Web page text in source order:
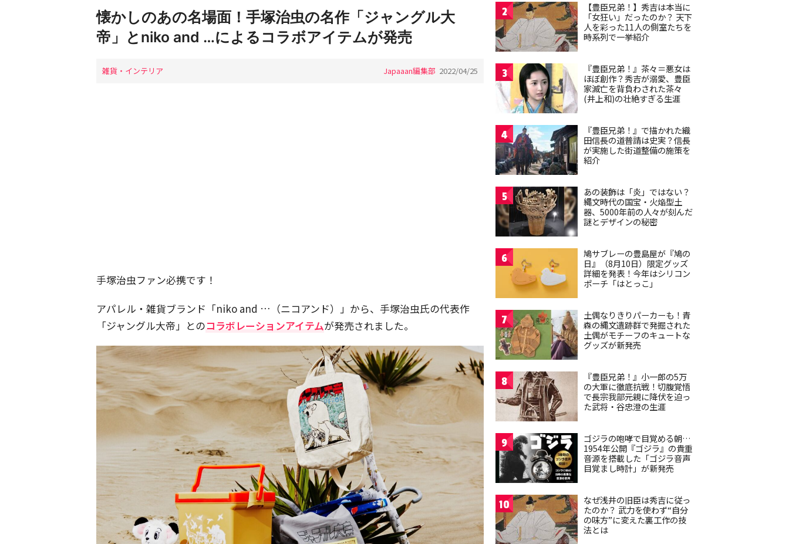
懐かしのあの名場面！手塚治虫の名作「ジャングル大
帝」とniko and …によるコラボアイテムが発売
雑貨・インテリア Japaaan編集部 2022/04/25
手塚治虫ファン必携です！
アパレル・雑貨ブランド「niko and …（ニコアンド）」から、手塚治虫氏の代表作
「ジャングル大帝」とのコラボレーションアイテムが発売されました。
2
【豊臣兄弟！】秀吉は本当に
「女狂い」だったのか？ 天下
人を彩った11人の側室たちを
時系列で一挙紹介
3
『豊臣兄弟！』茶々＝悪女は
ほぼ創作？秀吉が溺愛、豊臣
家滅亡を背負わされた茶々
(井上和)の壮絶すぎる生涯
4
『豊臣兄弟！』で描かれた織
田信長の道普請は史実？信長
が実施した街道整備の施策を
紹介
5
あの装飾は「炎」ではない？
縄文時代の国宝・火焔型土
器、5000年前の人々が刻んだ
謎とデザインの秘密
6
鳩サブレーの豊島屋が『鳩の
日』（8月10日）限定グッズ
詳細を発表！今年はシリコン
ポーチ「はとっこ」
7
土偶なりきりパーカーも！青
森の縄文遺跡群で発掘された
土偶がモチーフのキュートな
グッズが新発売
8
『豊臣兄弟！』小一郎の5万
の大軍に徹底抗戦！切腹覚悟
で長宗我部元親に降伏を迫っ
た武将・谷忠澄の生涯
9
ゴジラの咆哮で目覚める朝…
1954年公開『ゴジラ』の貴重
音源を搭載した「ゴジラ音声
目覚まし時計」が新発売
10
なぜ浅井の旧臣は秀吉に従っ
たのか？ 武力を使わず“自分
の味方”に変えた裏工作の技
法とは